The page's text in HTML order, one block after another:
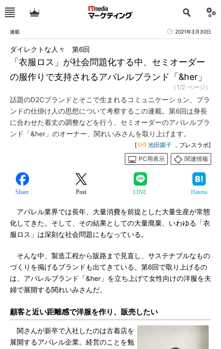
連載 2021年3月30日
「衣服ロス」が社会問題化する中、セミオーダー
の服作りで支持されるアパレルブランド「&her」
ダイレクトな人々 第6回
（1/2 ページ）
話題のD2Cブランドとそこで生まれるコミュニケーション、ブラ
ンドの仕掛け人の思想について考察するこの連載。第6回は身長
に合わせた着丈の調整などを行う、セミオーダーのアパレルブラ
ンド「&her」のオーナー、関れいみさんを取り上げます。
[ 池田園子 ，プレスラボ]
PC用表示
関連情報
Share Post LINE Hatena
アパレル業界では長年、大量消費を前提とした大量生産が常態
化してきた。そして、その結果としての大量廃棄、いわゆる「衣
服ロス」は深刻な社会問題にもなっている。
そんな中、製造工程から販路まで見直し、サステナブルなもの
づくりを掲げるブランドも出てきている。第6回で取り上げるの
は、アパレルブランド「&her」を立ち上げて女性向けの洋服を夫
婦で展開する関れいみさんだ。
顧客と近い距離感で洋服を作り、販売したい
関さんが新卒で入社したのは古着店を
展開するアパレル企業。経営のことを勉